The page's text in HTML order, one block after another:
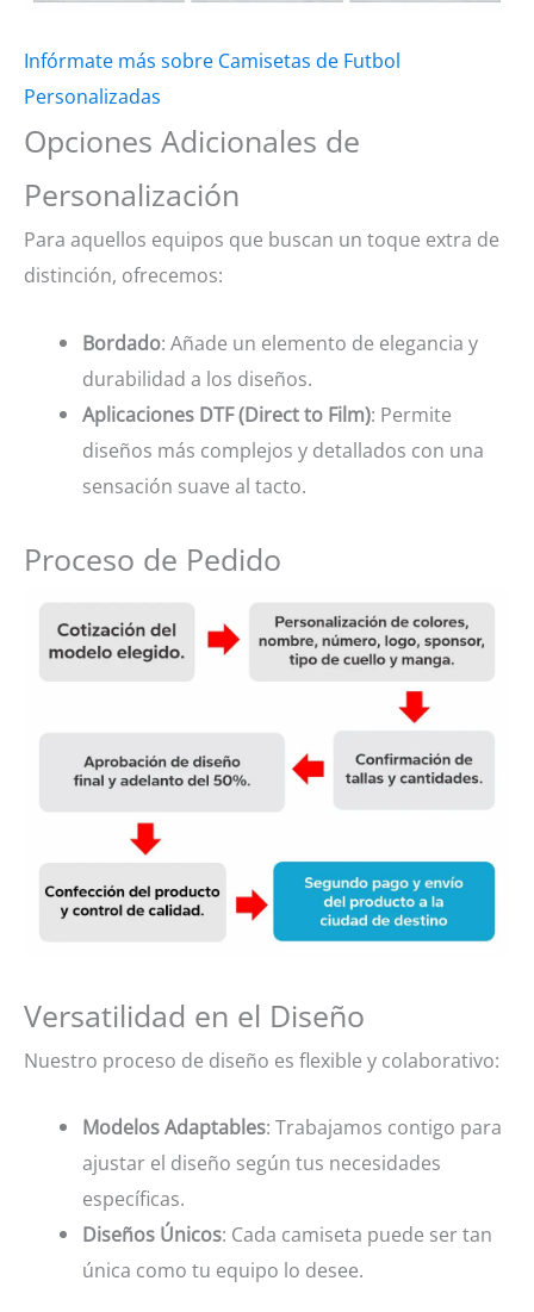
Infórmate más sobre Camisetas de Futbol
Personalizadas
Opciones Adicionales de
Personalización
Para aquellos equipos que buscan un toque extra de
distinción, ofrecemos:
Bordado: Añade un elemento de elegancia y
durabilidad a los diseños.
Aplicaciones DTF (Direct to Film): Permite
diseños más complejos y detallados con una
sensación suave al tacto.
Proceso de Pedido
Versatilidad en el Diseño
Nuestro proceso de diseño es flexible y colaborativo:
Modelos Adaptables: Trabajamos contigo para
ajustar el diseño según tus necesidades
específicas.
Diseños Únicos: Cada camiseta puede ser tan
única como tu equipo lo desee.